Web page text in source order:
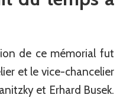
de ce mémorial fut
et le vice-chancelier
et Erhard Busek.